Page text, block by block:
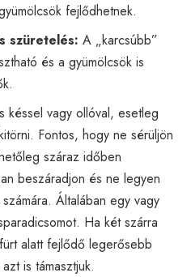
fejlődhetnek.
szüretelés: A „karcsúbb”
és a gyümölcsök is
késsel vagy ollóval, esetleg
Fontos, hogy ne sérüljön
száraz időben
beszáradjon és ne legyen
Általában egy vagy
Ha két szárra
alatt fejlődő legerősebb
is támasztjuk.